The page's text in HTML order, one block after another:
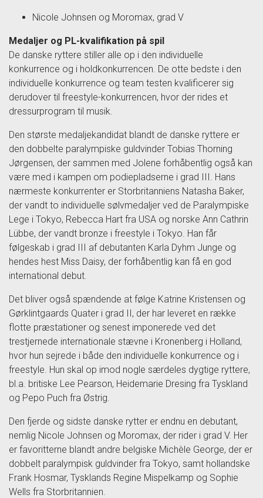
Nicole Johnsen og Moromax, grad V
Medaljer og PL-kvalifikation på spil
De danske ryttere stiller alle op i den individuelle
konkurrence og i holdkonkurrencen. De otte bedste i den
individuelle konkurrence og team testen kvalificerer sig
derudover til freestyle-konkurrencen, hvor der rides et
dressurprogram til musik.
Den største medaljekandidat blandt de danske ryttere er
den dobbelte paralympiske guldvinder Tobias Thorning
Jørgensen, der sammen med Jolene forhåbentlig også kan
være med i kampen om podiepladserne i grad III. Hans
nærmeste konkurrenter er Storbritanniens Natasha Baker,
der vandt to individuelle sølvmedaljer ved de Paralympiske
Lege i Tokyo, Rebecca Hart fra USA og norske Ann Cathrin
Lübbe, der vandt bronze i freestyle i Tokyo. Han får
følgeskab i grad III af debutanten Karla Dyhm Junge og
hendes hest Miss Daisy, der forhåbentlig kan få en god
international debut.
Det bliver også spændende at følge Katrine Kristensen og
Gørklintgaards Quater i grad II, der har leveret en række
flotte præstationer og senest imponerede ved det
trestjernede internationale stævne i Kronenberg i Holland,
hvor hun sejrede i både den individuelle konkurrence og i
freestyle. Hun skal op imod nogle særdeles dygtige ryttere,
bl.a. britiske Lee Pearson, Heidemarie Dresing fra Tyskland
og Pepo Puch fra Østrig.
Den fjerde og sidste danske rytter er endnu en debutant,
nemlig Nicole Johnsen og Moromax, der rider i grad V. Her
er favoritterne blandt andre belgiske Michèle George, der er
dobbelt paralympisk guldvinder fra Tokyo, samt hollandske
Frank Hosmar, Tysklands Regine Mispelkamp og Sophie
Wells fra Storbritannien.